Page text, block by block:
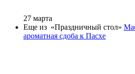
27 марта
Еще из «Праздничный стол»
ароматная сдоба к Пасхе